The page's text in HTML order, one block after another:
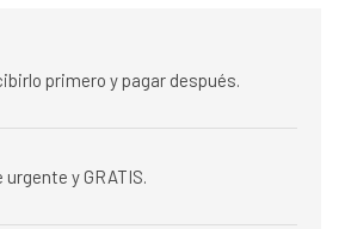
primero y pagar después.
y GRATIS.